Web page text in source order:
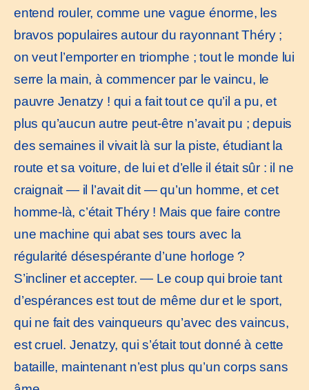
entend rouler, comme une vague énorme, les
bravos populaires autour du rayonnant Théry ;
on veut l’emporter en triomphe ; tout le monde lui
serre la main, à commencer par le vaincu, le
pauvre Jenatzy ! qui a fait tout ce qu’il a pu, et
plus qu’aucun autre peut-être n’avait pu ; depuis
des semaines il vivait là sur la piste, étudiant la
route et sa voiture, de lui et d’elle il était sûr : il ne
craignait — il l’avait dit — qu’un homme, et cet
homme-là, c’était Théry ! Mais que faire contre
une machine qui abat ses tours avec la
régularité désespérante d’une horloge ?
S’incliner et accepter. — Le coup qui broie tant
d’espérances est tout de même dur et le sport,
qui ne fait des vainqueurs qu’avec des vaincus,
est cruel. Jenatzy, qui s’était tout donné à cette
bataille, maintenant n’est plus qu’un corps sans